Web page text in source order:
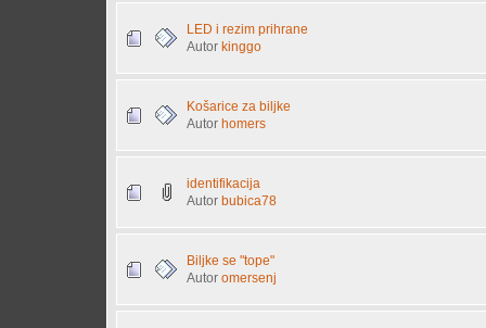
LED i rezim prihrane
Autor kinggo
Košarice za biljke
Autor homers
identifikacija
Autor bubica78
Biljke se "tope"
Autor omersenj